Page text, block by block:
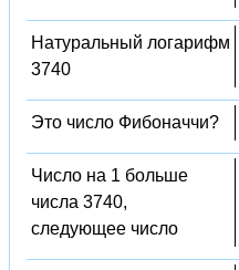
Натуральный логарифм
3740
Это число Фибоначчи?
Число на 1 больше
числа 3740,
следующее число